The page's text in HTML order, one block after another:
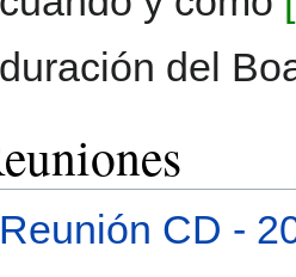
duración del
Reunión CD -